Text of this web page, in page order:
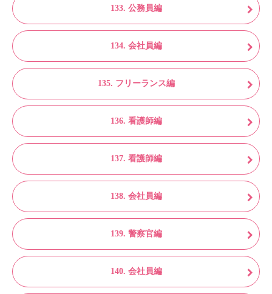
133. 公務員編
134. 会社員編
135. フリーランス編
136. 看護師編
137. 看護師編
138. 会社員編
139. 警察官編
140. 会社員編